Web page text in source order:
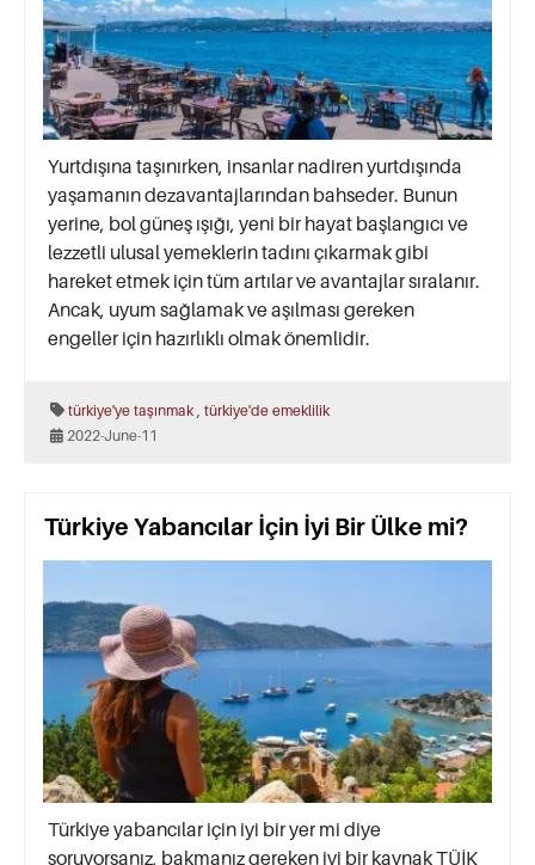
Yurtdışına taşınırken, insanlar nadiren yurtdışında
yaşamanın dezavantajlarından bahseder. Bunun
yerine, bol güneş ışığı, yeni bir hayat başlangıcı ve
lezzetli ulusal yemeklerin tadını çıkarmak gibi
hareket etmek için tüm artılar ve avantajlar sıralanır.
Ancak, uyum sağlamak ve aşılması gereken
engeller için hazırlıklı olmak önemlidir.
türkiye'ye taşınmak türkiye'de emeklilik
2022-June-11
Türkiye Yabancılar İçin İyi Bir Ülke mi?
Türkiye yabancılar için iyi bir yer mi diye
soruyorsanız, bakmanız gereken iyi bir kaynak TÜİK